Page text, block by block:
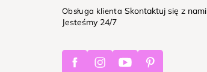
Obsługa klienta Skontaktuj się z nami
Jesteśmy 24/7
FacebookInstagramYoutubePinterest